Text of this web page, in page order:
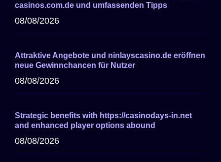
casinos.com.de und umfassenden Tipps
08/08/2026
Attraktive Angebote und ninlayscasino.de eröffnen
neue Gewinnchancen für Nutzer
08/08/2026
Strategic benefits with https://casinodays-in.net
and enhanced player options abound
08/08/2026